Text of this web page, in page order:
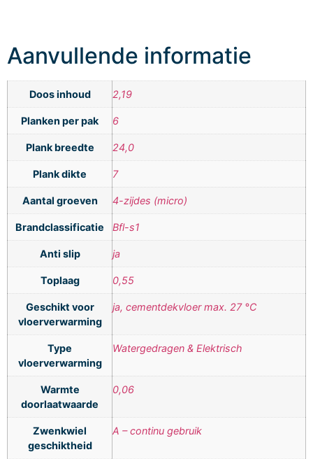
Aanvullende informatie
Doos inhoud 2,19
Planken per pak 6
Plank breedte 24,0
Plank dikte 7
Aantal groeven 4-zijdes (micro)
Brandclassificatie Bfl-s1
Anti slip ja
Toplaag 0,55
Geschikt voor
vloerverwarming
ja, cementdekvloer max. 27 °C
Type
vloerverwarming
Watergedragen & Elektrisch
Warmte
doorlaatwaarde
0,06
Zwenkwiel
geschiktheid
A – continu gebruik